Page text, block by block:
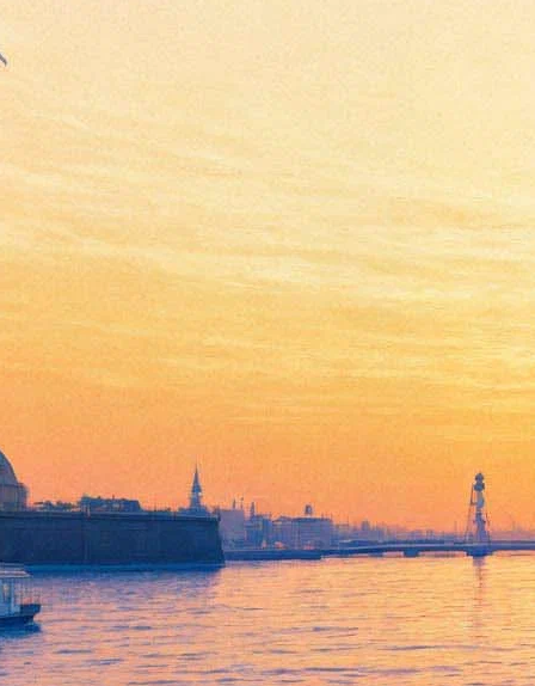
В Филармонии зазвучат
мелодии из «Гарри Поттера»
и «Властелина колец»
Версия для печати
Концерт «Голливуд на Неве», в котором прозвучат
композиции из известных кинофильмов, пройдет в Большом
зале Филармонии 7 октября. Услышать любимые мелодии
можно будет в исполнении Санкт-Петербургского
академического симфонического оркестра под управлением
бельгийского дирижера Вальтера Пруста, начинавшего свою
карьеру ассистентом Леонарда Бернстайна.